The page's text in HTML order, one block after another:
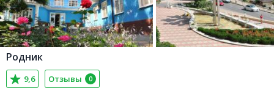
Родник
9,6 Отзывы 0